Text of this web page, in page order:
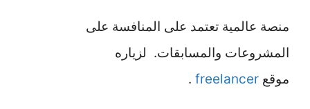
منصة عالمية تعتمد على المنافسة على
المشروعات والمسابقات. لزياره
موقع freelancer
.